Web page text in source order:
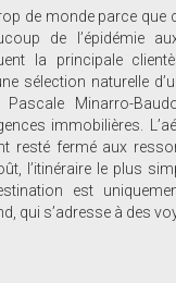
de monde parce que
de l’épidémie
la principale
sélection naturelle
Minarro-
immobilières.
resté fermé aux
l’itinéraire le plus
est
qui s’adresse à des